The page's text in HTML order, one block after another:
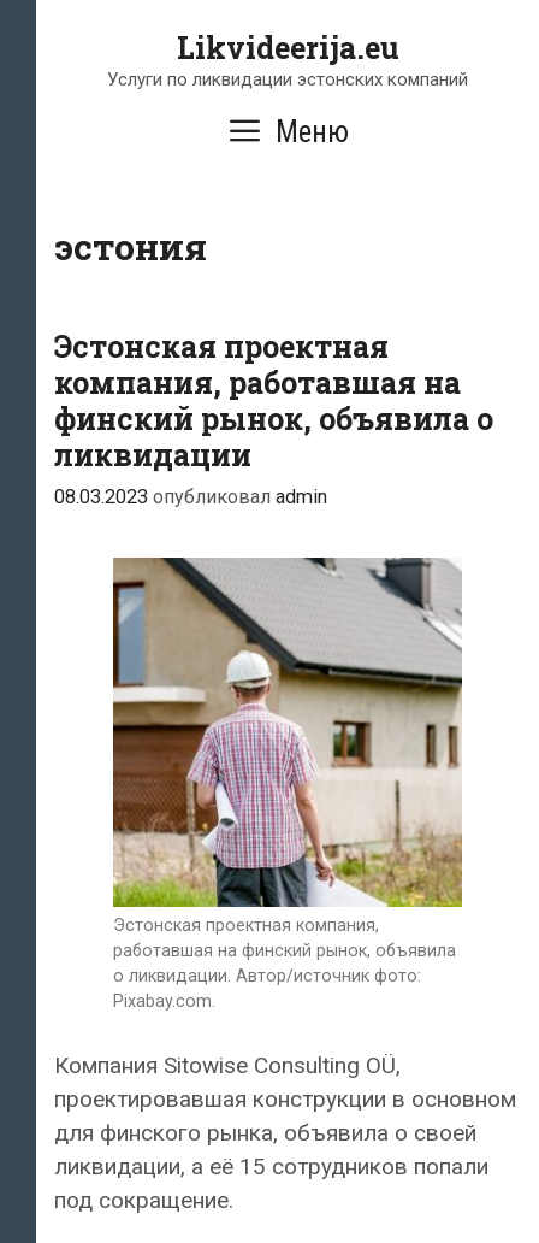
содержимому
Likvideerija.eu
Услуги по ликвидации эстонских компаний
Меню
эстония
Эстонская проектная
компания, работавшая на
финский рынок, объявила о
ликвидации
08.03.2023 опубликовал admin
Эстонская проектная компания,
работавшая на финский рынок, объявила
о ликвидации. Автор/источник фото:
Pixabay.com.
Компания Sitowise Consulting OÜ,
проектировавшая конструкции в основном
для финского рынка, объявила о своей
ликвидации, а её 15 сотрудников попали
под сокращение.